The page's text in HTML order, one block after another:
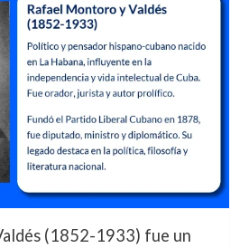
(1852-1933) fue un